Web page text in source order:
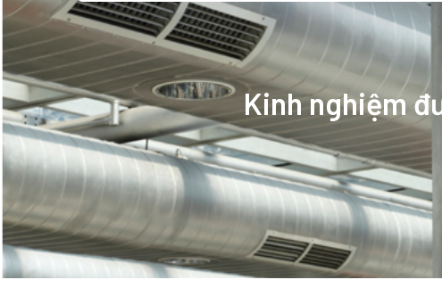
Kinh nghiệm